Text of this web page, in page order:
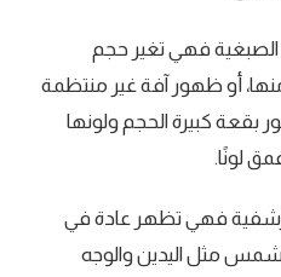
الصبغية فهي تغير حجم
أو ظهور آفة غير منتظمة
بقعة كبيرة الحجم ولونها
لونًا.
فهي تظهر عادة في
مثل اليدين والوجه